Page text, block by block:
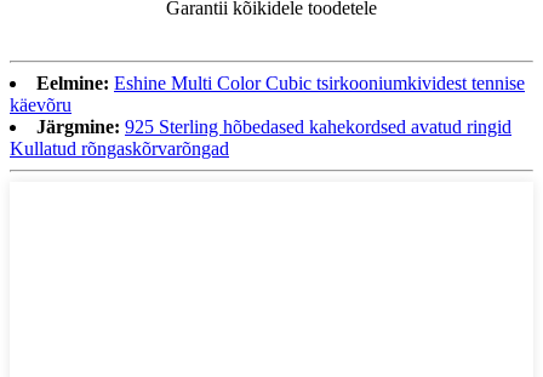
Garantii kõikidele toodetele
Eelmine: Eshine Multi Color Cubic tsirkooniumkividest tennise
käevõru
Järgmine: 925 Sterling hõbedased kahekordsed avatud ringid
Kullatud rõngaskõrvarõngad